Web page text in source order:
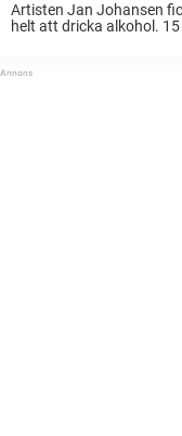
Artisten Jan Johansen
helt att dricka alkohol.